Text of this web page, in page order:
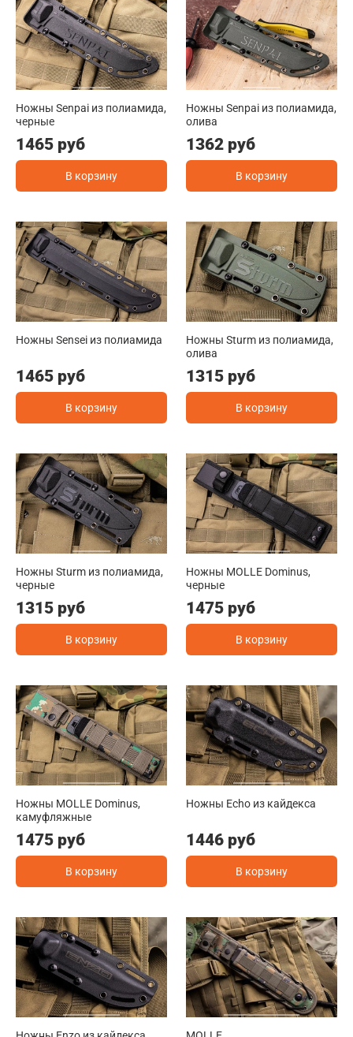
Ножны Senpai из полиамида,
черные
1465 руб
В корзину
Ножны Senpai из полиамида,
олива
1362 руб
В корзину
Ножны Sensei из полиамида
1465 руб
В корзину
Ножны Sturm из полиамида,
олива
1315 руб
В корзину
Ножны Sturm из полиамида,
черные
1315 руб
В корзину
Ножны MOLLE Dominus,
черные
1475 руб
В корзину
Ножны MOLLE Dominus,
камуфляжные
1475 руб
В корзину
Ножны Echo из кайдекса
1446 руб
В корзину